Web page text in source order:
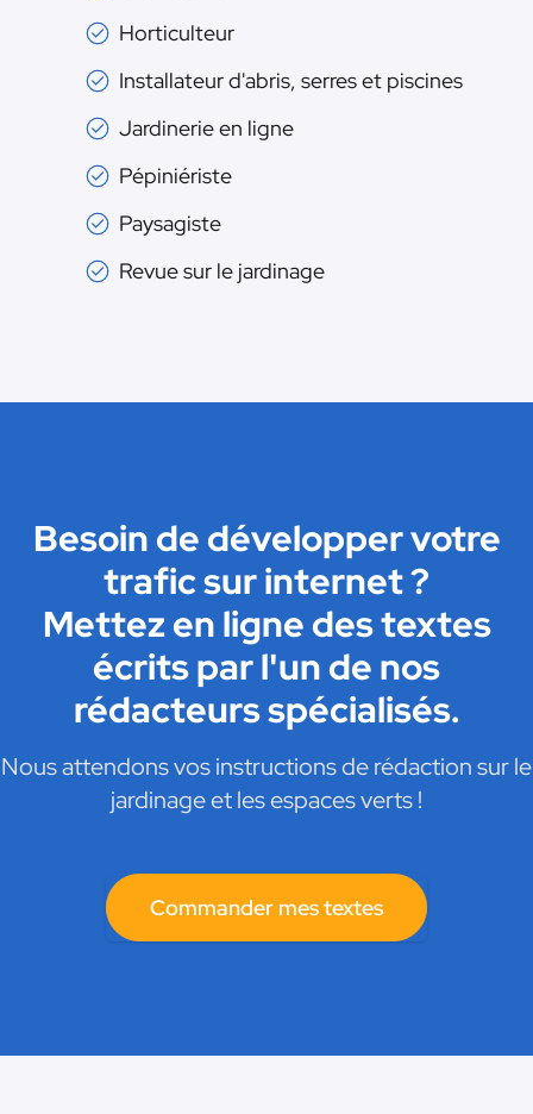
Horticulteur
Installateur d'abris, serres et piscines
Jardinerie en ligne
Pépiniériste
Paysagiste
Revue sur le jardinage
Besoin de développer votre
trafic sur internet ?
Mettez en ligne des textes
écrits par l'un de nos
rédacteurs spécialisés.
Nous attendons vos instructions de rédaction sur le
jardinage et les espaces verts !
Commander mes textes